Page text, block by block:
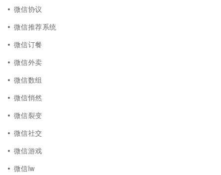
微信协议
微信推荐系统
微信订餐
微信外卖
微信数组
微信悄然
微信裂变
微信社交
微信游戏
微信lw